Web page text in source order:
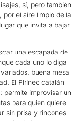
sí, pero también
por el aire limpio de la
que invita a bajar
una escapada de
cada uno lo diga
buena mesa
El Pirineo catalán
permite improvisar un
para quien quiere
sin prisa y rincones